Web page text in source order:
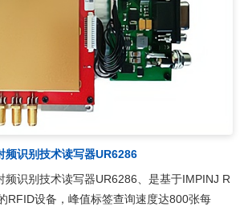
频识别技术读写器UR6286
频识别技术读写器UR6286、是基于IMPINJ R
RFID设备，峰值标签查询速度达800张每